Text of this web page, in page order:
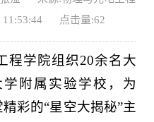
点击量:62
程学院组织20余名大
附属实验学校，为
彩的“星空大揭秘”主